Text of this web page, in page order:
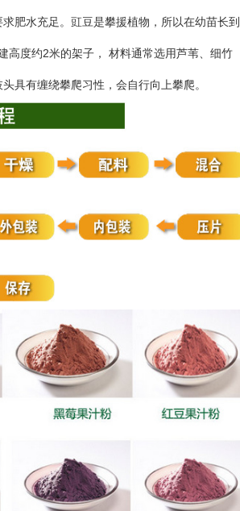
肥水充足。豇豆是攀援植物，所以在幼苗长到
高度约2米的架子， 材料通常选用芦苇、细竹
具有缠绕攀爬习性，会自行向上攀爬。